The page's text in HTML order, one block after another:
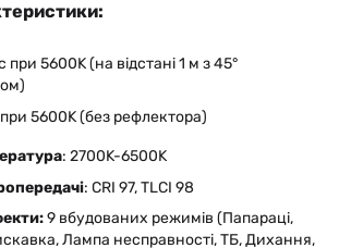
при 5600K (на відстані 1 м з 45°
5600K (без рефлектора)
: 2700K-6500K
: CRI 97, TLCI 98
9 вбудованих режимів (Папараці,
Лампа несправності, ТБ, Дихання,